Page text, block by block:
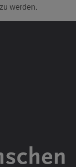
werden.